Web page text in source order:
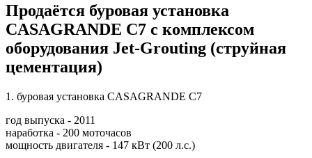
Продаётся буровая установка
CASAGRANDE C7 с комплексом
оборудования Jet-Grouting (струйная
цементация)
1. буровая установка CASAGRANDE C7
год выпуска - 2011
наработка - 200 моточасов
мощность двигателя - 147 кВт (200 л.с.)